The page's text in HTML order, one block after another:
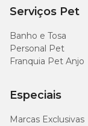
Serviços Pet
Banho e Tosa
Personal Pet
Franquia Pet Anjo
Especiais
Marcas Exclusivas